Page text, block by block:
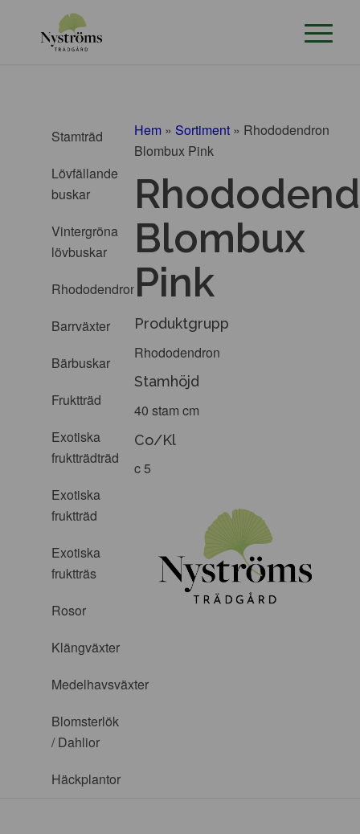
Stamträd
Lövfällande
buskar
Vintergröna
lövbuskar
Rhododendron
Barrväxter
Bärbuskar
Fruktträd
Exotiska
fruktträdträd
Exotiska
fruktträd
Exotiska
fruktträs
Rosor
Klängväxter
Medelhavsväxter
Blomsterlök
/ Dahlior
Häckplantor
Hem » Sortiment » Rhododendron
Blombux Pink
Blombux
Pink
Produktgrupp
Rhododendron
Stamhöjd
40 stam cm
Co/Kl
c 5